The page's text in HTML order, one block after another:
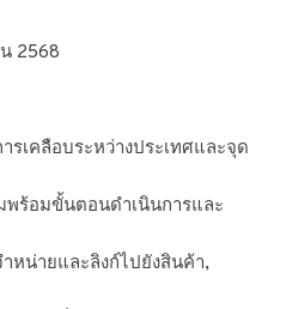
2568
รเคลือบระหว่างประเทศและจุด
พร้อมขั้นตอนดำเนินการและ
หน่ายและลิงก์ไปยังสินค้า,